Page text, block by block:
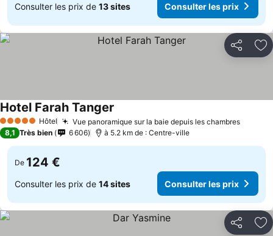
Consulter les prix de 13 sites Consulter les prix
Partager
5 Étoiles Hôtel Vue panoramique sur la baie depuis les chambres
Hotel Farah Tanger
8,1 Très bien 6 606 à 5.2 km de : Centre-ville
De 124 €
Consulter les prix de 14 sites Consulter les prix
Partager